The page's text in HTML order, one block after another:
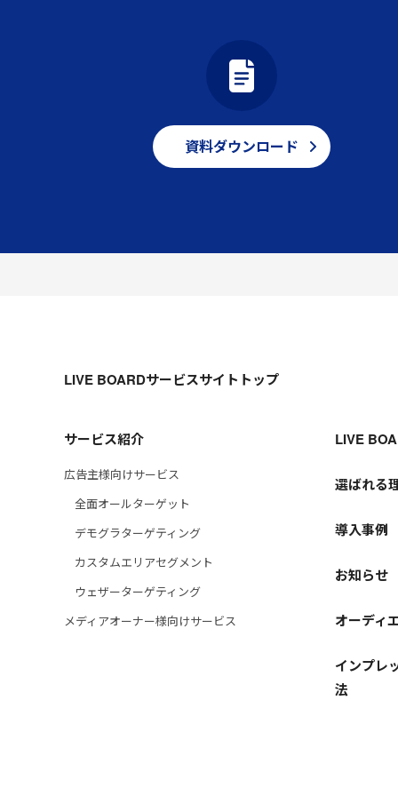
資料ダウンロード
LIVE BOARDサービスサイトトップ
サービス紹介
広告主様向けサービス
全面オールターゲット
デモグラターゲティング
カスタムエリアセグメント
ウェザーターゲティング
メディアオーナー様向けサービス
LIVE
選ばれる
導入事例
お知らせ
オーディ
インプレ
法